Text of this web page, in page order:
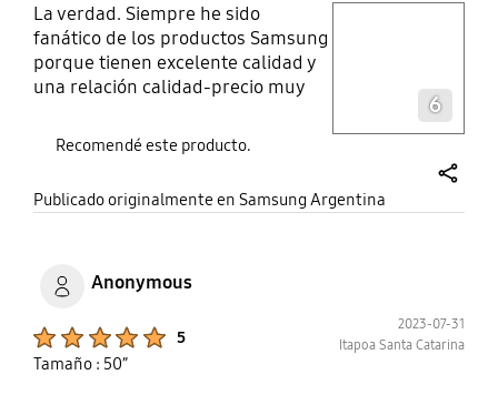
La verdad. Siempre he sido
fanático de los productos Samsung
porque tienen excelente calidad y
una relación calidad-precio muy
excepción. Las imágenes son
nítidas muy claras de una calidad
bueno. Podría ser un poquito
6
Recomendé este producto.
Publicado originalmente en Samsung Argentina
Anonymous
5
2023-07-31
Itapoa Santa Catarina
Tamaño : 50”